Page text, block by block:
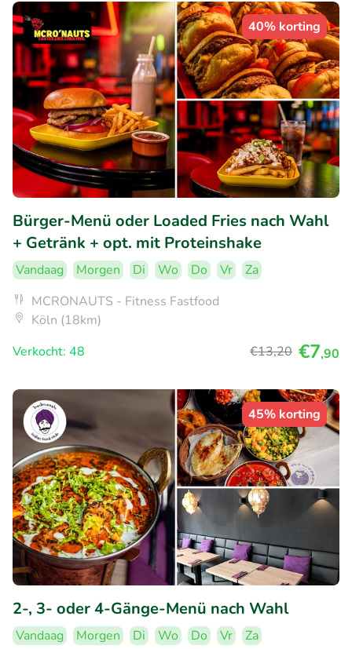
40% korting
Bürger-Menü oder Loaded Fries nach Wahl
+ Getränk + opt. mit Proteinshake
Vandaag Morgen Di Wo Do Vr
Za
MCRONAUTS - Fitness Fastfood
Köln (18km)
Verkocht: 48
€13,20 €7,90
45% korting
2-, 3- oder 4-Gänge-Menü nach Wahl
Vandaag Morgen Di Wo Do Vr
Za